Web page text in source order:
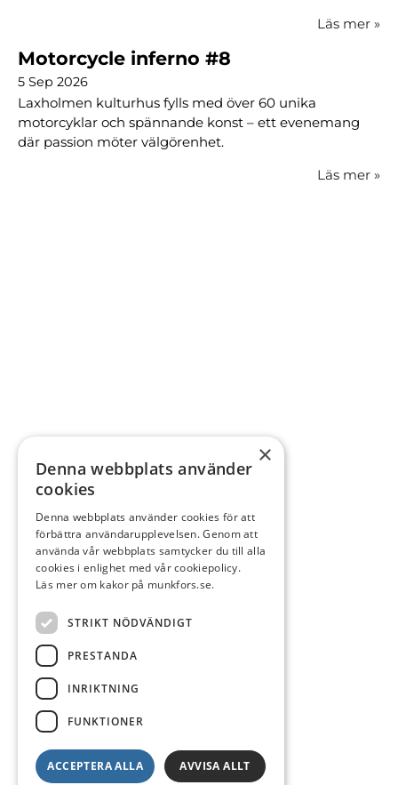
Läs mer »
Motorcycle inferno #8
5 Sep 2026
Laxholmen kulturhus fylls med över 60 unika
motorcyklar och spännande konst – ett evenemang
där passion möter välgörenhet.
Läs mer »
×
Denna webbplats använder
cookies
Denna webbplats använder cookies för att
förbättra användarupplevelsen. Genom att
använda vår webbplats samtycker du till alla
cookies i enlighet med vår cookiepolicy.
Läs mer om kakor på munkfors.se.
STRIKT NÖDVÄNDIGT
PRESTANDA
INRIKTNING
FUNKTIONER
ACCEPTERA ALLA AVVISA ALLT